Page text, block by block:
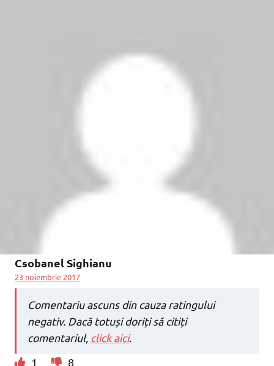
Csobanel Sighianu
23 noiembrie 2017
Comentariu ascuns din cauza ratingului
negativ. Dacă totuși doriți să citiți
comentariul, click aici.
1
8